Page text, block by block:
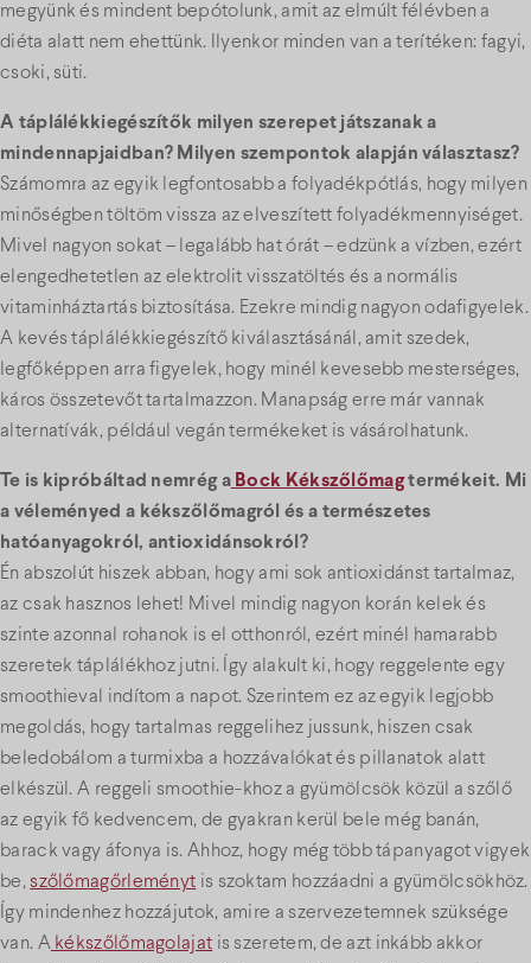
megyünk és mindent bepótolunk, amit az elmúlt félévben a
diéta alatt nem ehettünk. Ilyenkor minden van a terítéken: fagyi,
csoki, süti.
A táplálékkiegészítők milyen szerepet játszanak a
mindennapjaidban? Milyen szempontok alapján választasz?
Számomra az egyik legfontosabb a folyadékpótlás, hogy milyen
minőségben töltöm vissza az elveszített folyadékmennyiséget.
Mivel nagyon sokat – legalább hat órát – edzünk a vízben, ezért
elengedhetetlen az elektrolit visszatöltés és a normális
vitaminháztartás biztosítása. Ezekre mindig nagyon odafigyelek.
A kevés táplálékkiegészítő kiválasztásánál, amit szedek,
legfőképpen arra figyelek, hogy minél kevesebb mesterséges,
káros összetevőt tartalmazzon. Manapság erre már vannak
alternatívák, például vegán termékeket is vásárolhatunk.
Te is kipróbáltad nemrég aBock Kékszőlőmagtermékeit. Mi
a véleményed a kékszőlőmagról és a természetes
hatóanyagokról, antioxidánsokról?
Én abszolút hiszek abban, hogy ami sok antioxidánst tartalmaz,
az csak hasznos lehet! Mivel mindig nagyon korán kelek és
szinte azonnal rohanok is el otthonról, ezért minél hamarabb
szeretek táplálékhoz jutni. Így alakult ki, hogy reggelente egy
smoothieval indítom a napot. Szerintem ez az egyik legjobb
megoldás, hogy tartalmas reggelihez jussunk, hiszen csak
beledobálom a turmixba a hozzávalókat és pillanatok alatt
elkészül. A reggeli smoothie-khoz a gyümölcsök közül a szőlő
az egyik fő kedvencem, de gyakran kerül bele még banán,
barack vagy áfonya is. Ahhoz, hogy még több tápanyagot vigyek
be, szőlőmagőrleményt is szoktam hozzáadni a gyümölcsökhöz.
Így mindenhez hozzájutok, amire a szervezetemnek szüksége
van. A kékszőlőmagolajat is szeretem, de azt inkább akkor